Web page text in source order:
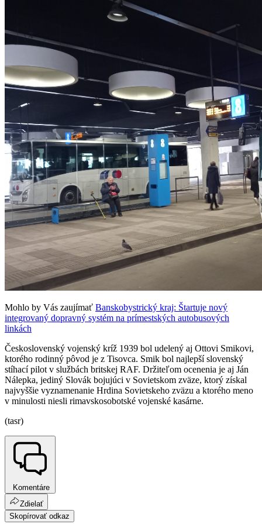
Mohlo by Vás zaujímať Banskobystrický kraj: Štartuje nový
integrovaný dopravný systém na prímestských autobusových
linkách
Československý vojenský kríž 1939 bol udelený aj Ottovi Smikovi,
ktorého rodinný pôvod je z Tisovca. Smik bol najlepší slovenský
stíhací pilot v službách britskej RAF. Držiteľom ocenenia je aj Ján
Nálepka, jediný Slovák bojujúci v Sovietskom zväze, ktorý získal
najvyššie vyznamenanie Hrdina Sovietskeho zväzu a ktorého meno
v minulosti niesli rimavskosobotské vojenské kasárne.
(tasr)
Komentáre
Zdielať
Skopírovať odkaz